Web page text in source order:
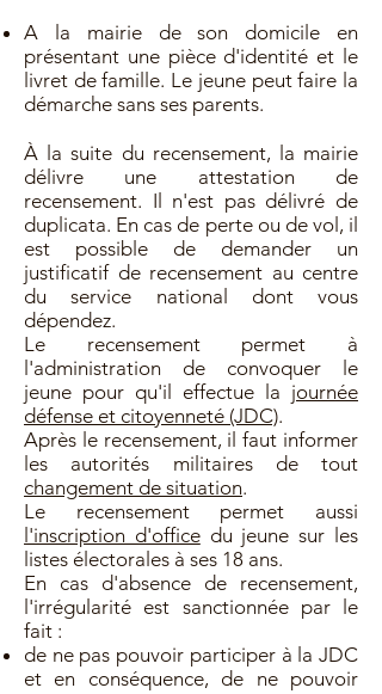
A la mairie de son domicile en
présentant une pièce d'identité et le
livret de famille. Le jeune peut faire la
démarche sans ses parents.
À la suite du recensement, la mairie
délivre une attestation de
recensement. Il n'est pas délivré de
duplicata. En cas de perte ou de vol, il
est possible de demander un
justificatif de recensement au centre
du service national dont vous
dépendez.
Le recensement permet à
l'administration de convoquer le
jeune pour qu'il effectue la journée
défense et citoyenneté (JDC).
Après le recensement, il faut informer
les autorités militaires de tout
changement de situation.
Le recensement permet aussi
l'inscription d'officedu jeune sur les
listes électorales à ses 18 ans.
En cas d'absence de recensement,
l'irrégularité est sanctionnée par le
fait :
de ne pas pouvoir participer à la JDC
et en conséquence, de ne pouvoir